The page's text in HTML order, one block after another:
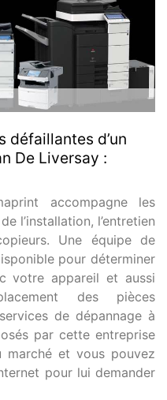
défaillantes d’un
De Liversay :
accompagne les
l’installation, l’entretien
Une équipe de
pour déterminer
votre appareil et aussi
des pièces
de dépannage à
par cette entreprise
et vous pouvez
pour lui demander